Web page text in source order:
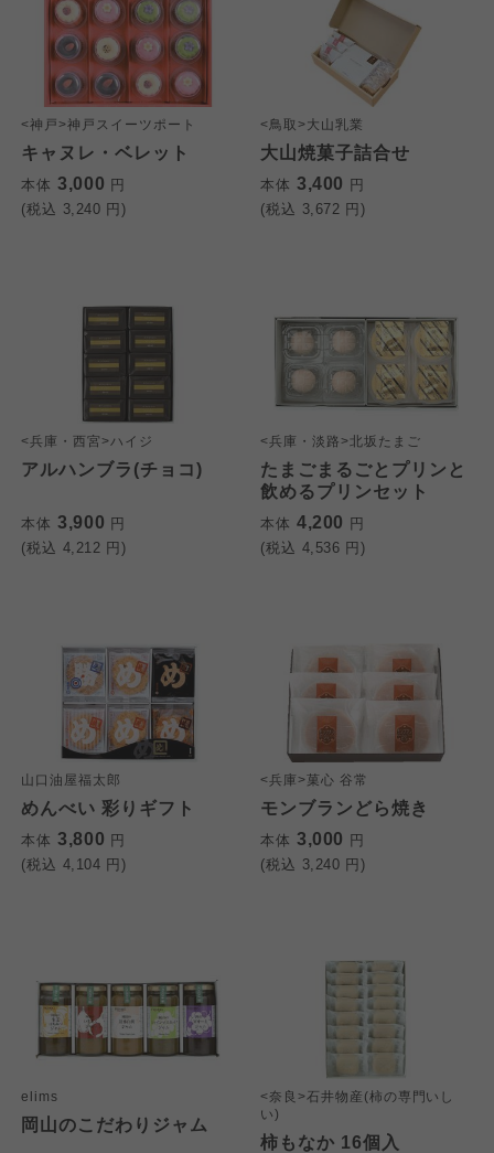
<神戸>神戸スイーツポート
キャヌレ・ベレット
本体 3,000 円
(税込 3,240 円)
<鳥取>大山乳業
大山焼菓子詰合せ
本体 3,400 円
(税込 3,672 円)
<兵庫・西宮>ハイジ
アルハンブラ(チョコ)
本体 3,900 円
(税込 4,212 円)
<兵庫・淡路>北坂たまご
たまごまるごとプリンと
飲めるプリンセット
本体 4,200 円
(税込 4,536 円)
山口油屋福太郎
めんべい 彩りギフト
本体 3,800 円
(税込 4,104 円)
<兵庫>菓心 谷常
モンブランどら焼き
本体 3,000 円
(税込 3,240 円)
elims
岡山のこだわりジャム
<奈良>石井物産(柿の専門いし
い)
柿もなか 16個入